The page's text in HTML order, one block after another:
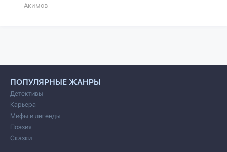
Акимов
ПОПУЛЯРНЫЕ ЖАНРЫ
Детективы
Карьера
Мифы и легенды
Поэзия
Сказки